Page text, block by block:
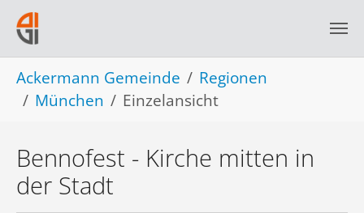
Skip to main navigation
Skip to main content
Skip to page footer
You are here:
Ackermann Gemeinde
Regionen
München
Einzelansicht
Bennofest - Kirche mitten in
der Stadt